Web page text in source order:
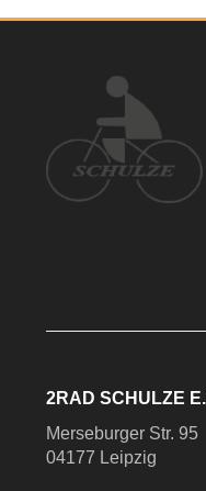
2RAD SCHULZE
Merseburger Str. 95
04177 Leipzig